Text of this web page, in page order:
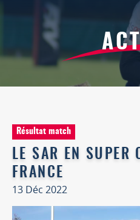
Résultat match
LE SAR EN SUPER
FRANCE
13 Déc 2022